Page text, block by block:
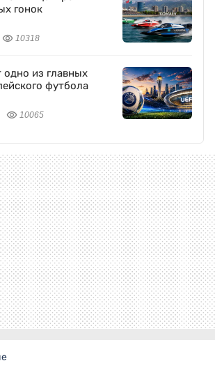
гонок
10318
одно из главных
футбола
10065